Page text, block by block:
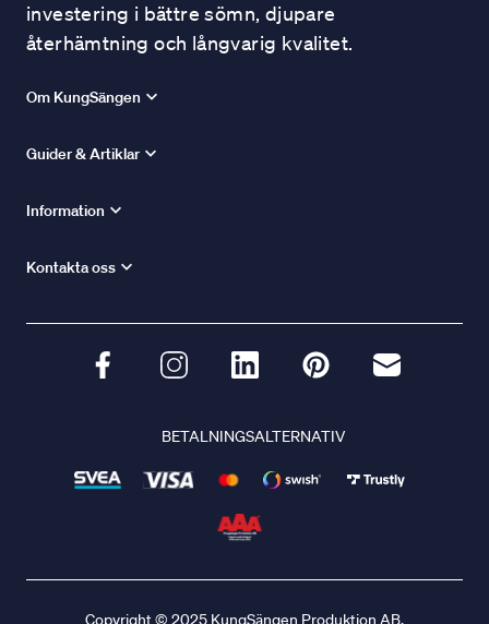
investering i bättre sömn, djupare
återhämtning och långvarig kvalitet.
Om KungSängen
Guider & Artiklar
Information
Kontakta oss
BETALNINGSALTERNATIV
Copyright © 2025 KungSängen Produktion AB.